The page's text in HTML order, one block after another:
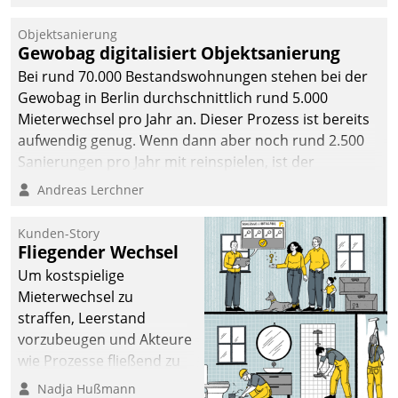
Objektsanierung
Gewobag digitalisiert Objektsanierung
Bei rund 70.000 Bestandswohnungen stehen bei der
Gewobag in Berlin durchschnittlich rund 5.000
Mieterwechsel pro Jahr an. Dieser Prozess ist bereits
aufwendig genug. Wenn dann aber noch rund 2.500
Sanierungen pro Jahr mit reinspielen, ist der
Betreuungs- und Organisationsaufwand immens. Im
kommunale Wohnungsbauunternehmen daher
gemeinsam mit der Berliner Datatrain GmbH den
Teilprozess der Objektsanierung digitalisiert.
Andreas Lerchner
Kunden-Story
Fliegender Wechsel
Um kostspielige
Mieterwechsel zu
straffen, Leerstand
vorzubeugen und Akteure
wie Prozesse fließend zu
vernetzen, nutzt die
Nadja Hußmann